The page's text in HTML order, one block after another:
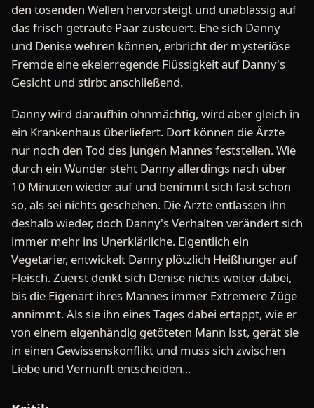
den tosenden Wellen hervorsteigt und unablässig auf
das frisch getraute Paar zusteuert. Ehe sich Danny
und Denise wehren können, erbricht der mysteriöse
Fremde eine ekelerregende Flüssigkeit auf Danny's
Gesicht und stirbt anschließend.
Danny wird daraufhin ohnmächtig, wird aber gleich in
ein Krankenhaus überliefert. Dort können die Ärzte
nur noch den Tod des jungen Mannes feststellen. Wie
durch ein Wunder steht Danny allerdings nach über
10 Minuten wieder auf und benimmt sich fast schon
so, als sei nichts geschehen. Die Ärzte entlassen ihn
deshalb wieder, doch Danny's Verhalten verändert sich
immer mehr ins Unerklärliche. Eigentlich ein
Vegetarier, entwickelt Danny plötzlich Heißhunger auf
Fleisch. Zuerst denkt sich Denise nichts weiter dabei,
bis die Eigenart ihres Mannes immer Extremere Züge
annimmt. Als sie ihn eines Tages dabei ertappt, wie er
von einem eigenhändig getöteten Mann isst, gerät sie
in einen Gewissenskonflikt und muss sich zwischen
Liebe und Vernunft entscheiden...